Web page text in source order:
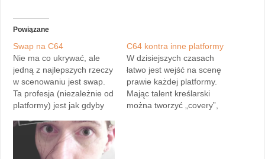
Powiązane
Swap na C64
Nie ma co ukrywać, ale
jedną z najlepszych rzeczy
w scenowaniu jest swap.
Ta profesja (niezależnie od
platformy) jest jak gdyby
tradycji pisania listów.
Obecnie przybiera ona
inną formę. Listy w postaci
C64 kontra inne platformy
W dzisiejszych czasach
łatwo jest wejść na scenę
prawie każdej platformy.
Mając talent kreślarski
można tworzyć „covery”,